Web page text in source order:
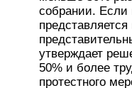
собрании. Если
утверждает
50% и более
протестного